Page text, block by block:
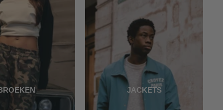
JACKETS